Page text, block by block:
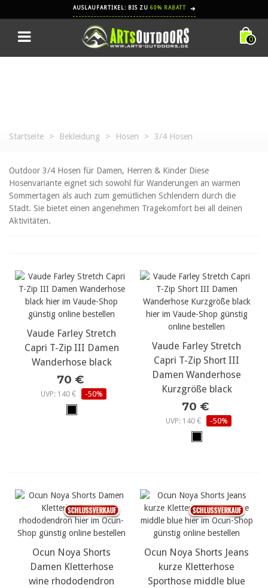
AUSLAUFARTIKEL: BIS ZU 60% RABATT ➔
0
Startseite > Bekleidung > Hosen > 3/4 Hosen
Outdoor 3/4 Hosen für Damen, Herren & Kinder Diese
Hosenvariante eignet sich sowohl für Wanderungen an warmen
Sommertagen als auch zum gemütlichen Schlendern durch die
Stadt. Sie bietet einen angenehmen Tragekomfort bei all deinen
Aktivitäten.
Vaude Farley Stretch
Capri T-Zip III Damen
Wanderhose black
70 €
UVP: 140 € -50%
Vaude Farley Stretch
Capri T-Zip Short III
Damen Wanderhose
Kurzgröße black
70 €
UVP: 140 € -50%
Ocun Noya Shorts
Damen Kletterhose
wine rhododendron
Ocun Noya Shorts Jeans
kurze Kletterhose
Sporthose middle blue